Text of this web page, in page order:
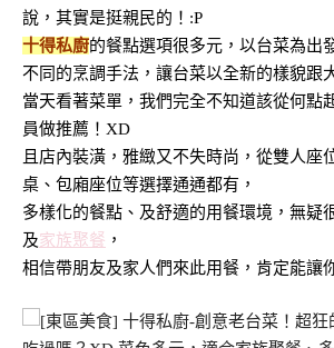
說，其實是挺親民的！:P
十得私廚的餐點選項很多元，以台菜為出
不同的烹調手法，讓台菜以全新的樣貌跟
當天看著菜單，我們完全不知道該從何
員做推薦！XD
且店內裝潢，雅緻又不失時尚，從雙人座
桌、包廂座位等選擇通通都有，
多樣化的餐點、及舒適的用餐環境，無疑
及家族聚餐 ，
相信帶朋友及家人們來此用餐，肯定能讓